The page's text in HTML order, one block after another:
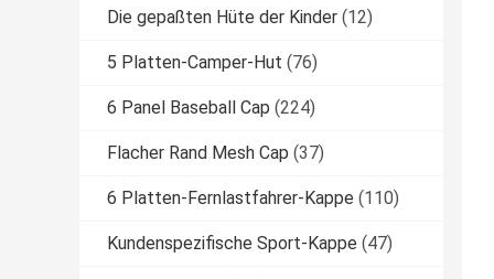
Die gepaßten Hüte der Kinder (12)
5 Platten-Camper-Hut (76)
6 Panel Baseball Cap (224)
Flacher Rand Mesh Cap (37)
6 Platten-Fernlastfahrer-Kappe (110)
Kundenspezifische Sport-Kappe (47)